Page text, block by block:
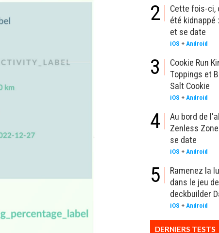
2
Cette fois-ci,
été kidnappé
et se date
iOS + Android
3
Cookie Run
Toppings et
Salt Cookie
iOS + Android
4
Au bord de
Zenless
se date
iOS + Android
5
Ramenez la
dans le jeu
deckbuilder
iOS + Android
DERNIERS TESTS